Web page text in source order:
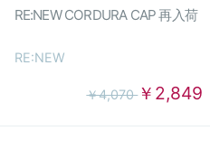
RE:NEW CORDURA CAP 再入荷
RE:NEW
￥4,070￥2,849